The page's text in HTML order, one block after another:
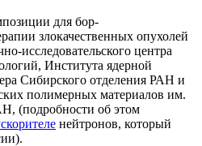
для бор-
злокачественных опухолей
исследовательского центра
Института ядерной
Сибирского отделения РАН и
полимерных материалов им.
(подробности об этом
нейтронов, который